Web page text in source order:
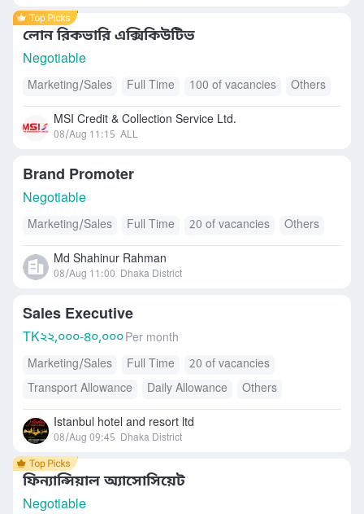
লোন রিকভারি এক্সিকিউটিভ
Negotiable
Marketing/Sales Full Time 100 of vacancies Others
MSI Credit & Collection Service Ltd.
08/Aug 11:15 ALL
Brand Promoter
Negotiable
Marketing/Sales Full Time 20 of vacancies Others
Md Shahinur Rahman
08/Aug 11:00 Dhaka District
Sales Executive
TK২২,০০০-৪০,০০০Per month
Marketing/Sales
Full Time
20 of vacancies
Transport Allowance
Daily Allowance
Others
Mobile Allowance
Istanbul hotel and resort ltd
08/Aug 09:45 Dhaka District
ফিন্যান্সিয়াল অ্যাসোসিয়েট
Negotiable